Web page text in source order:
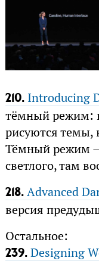
210.Introducing
тёмный режим:
рисуются темы,
Тёмный режим —
светлого, там
218.Advanced
версия
Остальное:
239.Designing